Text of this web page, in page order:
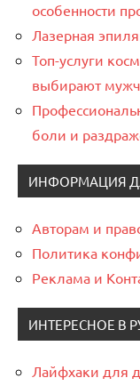
особенности
Лазерная
Топ-услуги
выбирают
боли и
ИНФОРМАЦИЯ
Авторам и
Политика
Реклама и
ИНТЕРЕСНОЕ В
Лайфхаки для